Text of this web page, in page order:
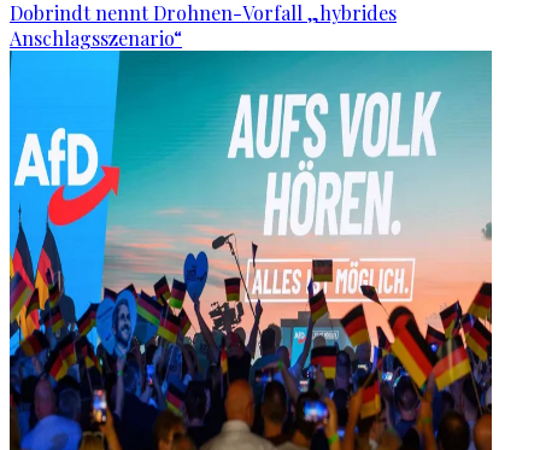
Dobrindt nennt Drohnen-Vorfall „hybrides
Anschlagsszenario“